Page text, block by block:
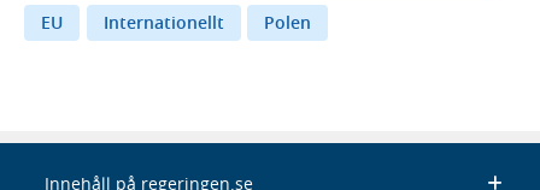
EU
Internationellt Polen
Innehåll på regeringen.se